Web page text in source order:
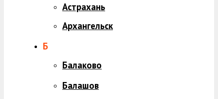
Астрахань
Архангельск
Б
Балаково
Балашов